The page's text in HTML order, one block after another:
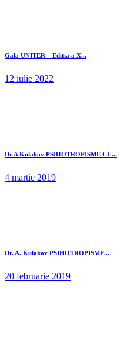
Gala UNITER – Editia a X...
12 iulie 2022
Dr A Kulakov PSIHOTROPISME CU...
4 martie 2019
Dr. A. Kulakov PSIHOTROPISME...
20 februarie 2019